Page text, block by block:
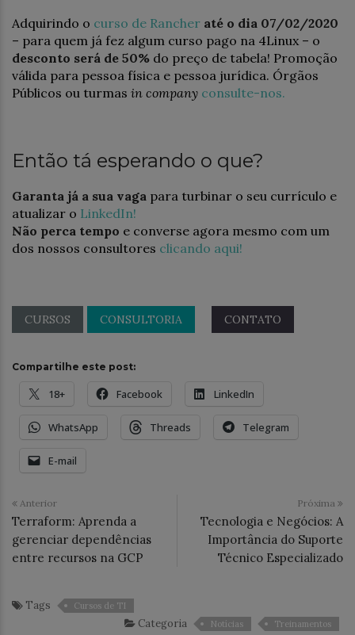
Adquirindo o curso de Rancher até o dia 07/02/2020
– para quem já fez algum curso pago na 4Linux – o
desconto será de 50% do preço de tabela! Promoção
válida para pessoa física e pessoa jurídica. Órgãos
Públicos ou turmas in company consulte-nos.
Então tá esperando o que?
Garanta já a sua vaga para turbinar o seu currículo e
atualizar o LinkedIn!
Não perca tempo e converse agora mesmo com um
dos nossos consultores clicando aqui!
CURSOS CONSULTORIA CONTATO
Compartilhe este post:
18+ Facebook LinkedIn
WhatsApp Threads Telegram
E-mail
Anterior
Terraform: Aprenda a
gerenciar dependências
entre recursos na GCP
Próxima
Tecnologia e Negócios: A
Importância do Suporte
Técnico Especializado
Tags Cursos de TI
Categoria Notícias Treinamentos